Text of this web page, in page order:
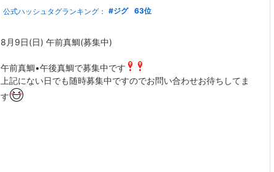
公式ハッシュタグランキング： ジグ 63位
8月9日(日) 午前真鯛(募集中)
午前真鯛•午後真鯛で募集中です
上記にない日でも随時募集中ですのでお問い合わせお待ちしてま
す